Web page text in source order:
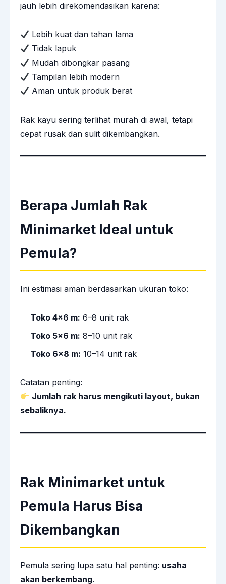
jauh lebih direkomendasikan karena:
Lebih kuat dan tahan lama
Tidak lapuk
Mudah dibongkar pasang
Tampilan lebih modern
Aman untuk produk berat
Rak kayu sering terlihat murah di awal, tetapi
cepat rusak dan sulit dikembangkan.
Berapa Jumlah Rak
Minimarket Ideal untuk
Pemula?
Ini estimasi aman berdasarkan ukuran toko:
Toko 4×6 m: 6–8 unit rak
Toko 5×6 m: 8–10 unit rak
Toko 6×8 m: 10–14 unit rak
Catatan penting:
Jumlah rak harus mengikuti layout, bukan
sebaliknya.
Rak Minimarket untuk
Pemula Harus Bisa
Dikembangkan
Pemula sering lupa satu hal penting: usaha
akan berkembang.